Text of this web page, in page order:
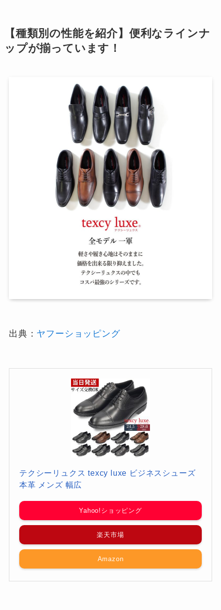
【種類別の性能を紹介】便利なラインナ
ップが揃っています！
出典： ヤフーショッピング
テクシーリュクス texcy luxe ビジネスシューズ
本革 メンズ 幅広
Yahoo!ショッピング
楽天市場
Amazon